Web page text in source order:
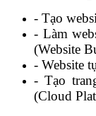
- Tạo
- Làm
(Website
- Website
- Tạo
(Cloud